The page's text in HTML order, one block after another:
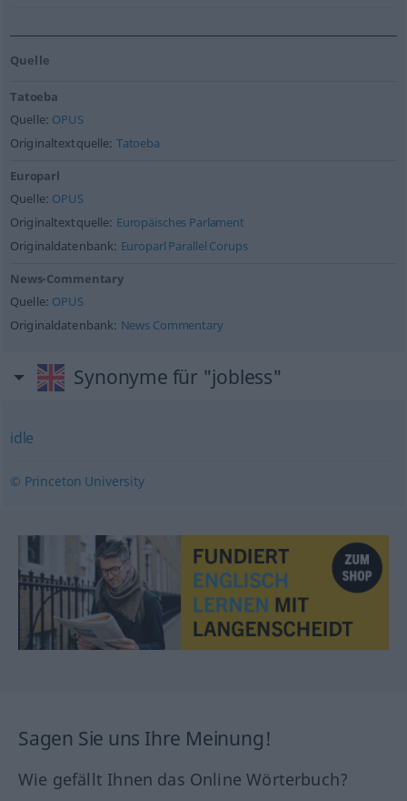
Quelle
Tatoeba
Quelle: OPUS
Originaltextquelle: Tatoeba
Europarl
Quelle: OPUS
Originaltextquelle: Europäisches Parlament
Originaldatenbank: Europarl Parallel Corups
News-Commentary
Quelle: OPUS
Originaldatenbank: News Commentary
Synonyme für "jobless"
idle
© Princeton University
Sagen Sie uns Ihre Meinung!
Wie gefällt Ihnen das Online Wörterbuch?